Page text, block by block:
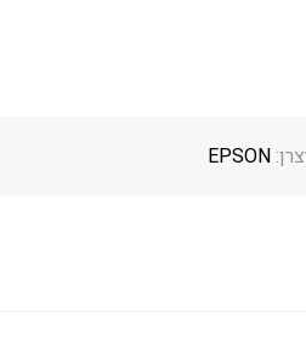
EPSON